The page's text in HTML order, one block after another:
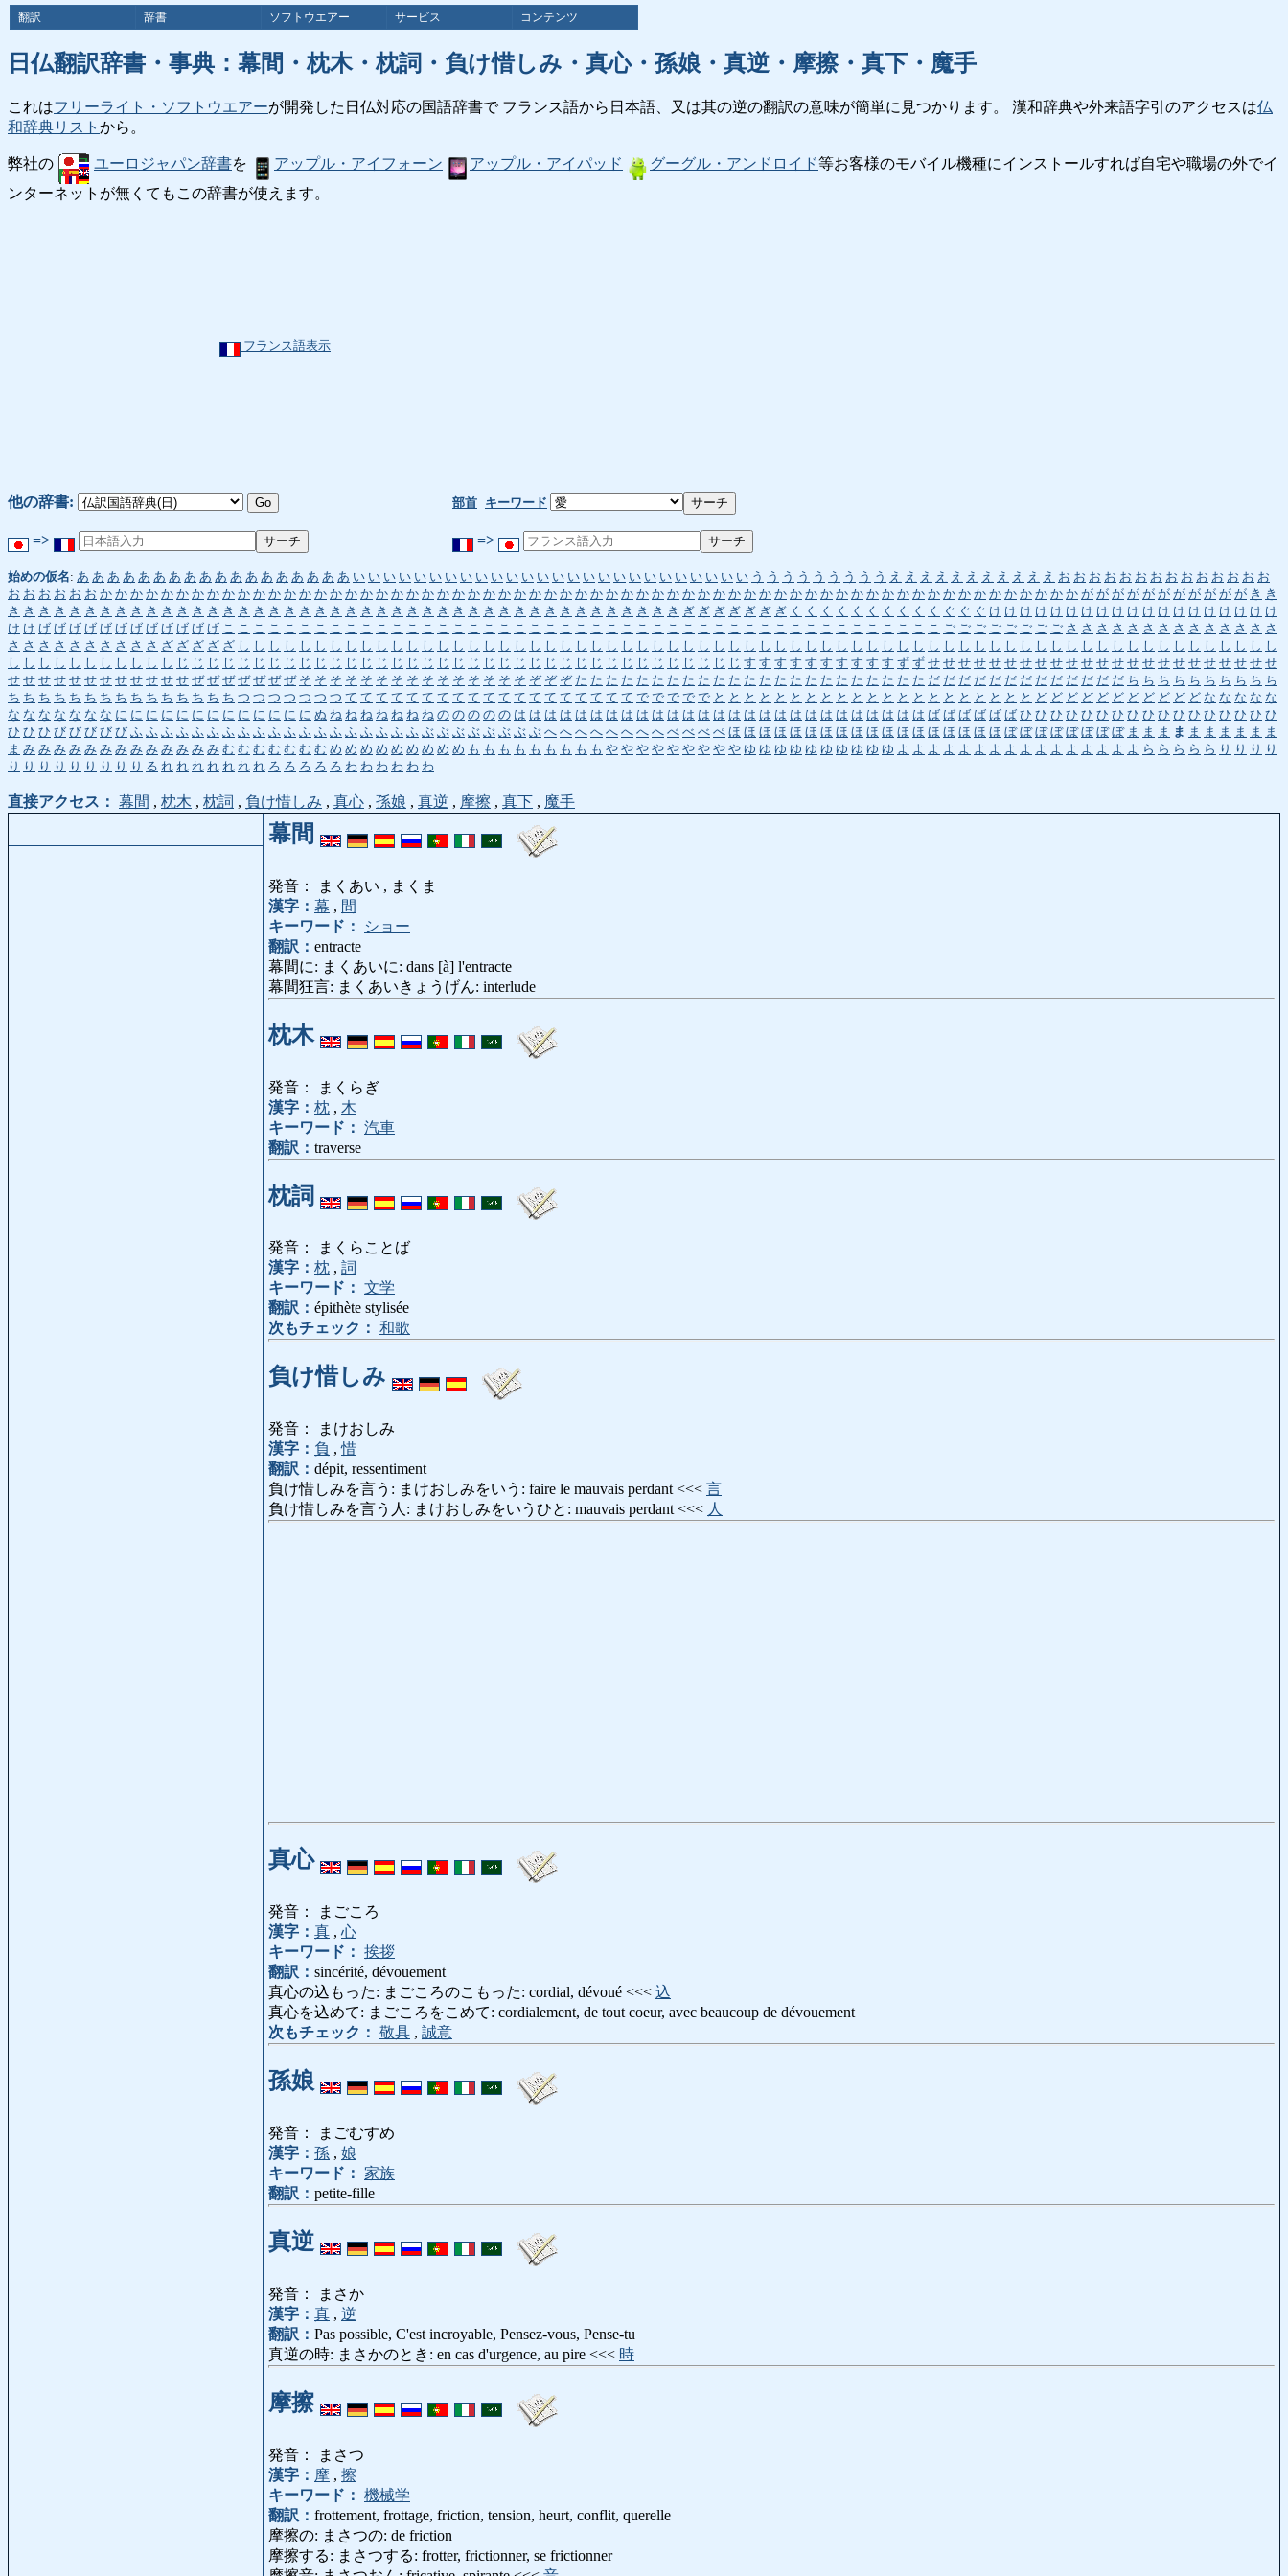
翻訳 辞書 ソフトウエアー サービス コンテンツ
日仏翻訳辞書・事典：幕間・枕木・枕詞・負け惜しみ・真心・孫娘・真逆・摩擦・真下・魔手
これはフリーライト・ソフトウエアーが開発した日仏対応の国語辞書で フランス語から日本語、又は其の逆の翻訳の意味が簡単に見つかります。 漢和辞典や外来語字引のアクセスは仏
和辞典リスト から。
弊社の ユーロジャパン辞書を アップル・アイフォーン アップル・アイパッド グーグル・アンドロイド等お客様のモバイル機種にインストールすれば自宅や職場の外でイ
ンターネットが無くてもこの辞書が使えます。
フランス語表示
他の辞書: 部首 キーワード
=> =>
始めの仮名: あ あ あ あ あ あ あ あ あ あ あ あ あ あ あ あ あ あ い い い い い い い い い い い い い い い い い い い い い い い い い い う う う う う う う う う え え え え え え え え え え え お お お お お お お お お お お お お お
お お お お お お か か か か か か か か か か か か か か か か か か か か か か か か か か か か か か か か か か か か か か か か か か か か か か か か か か か か か か か か か か か か か か か か が が が が が が が が が が が き き
き き き き き き き き き き き き き き き き き き き き き き き き き き き き き き き き き き き き き き き き き き き き ぎ ぎ ぎ ぎ ぎ ぎ ぎ く く く く く く く く く く ぐ ぐ ぐ け け け け け け け け け け け け け け け け け け け
け け げ げ げ げ げ げ げ げ げ げ げ げ こ こ こ こ こ こ こ こ こ こ こ こ こ こ こ こ こ こ こ こ こ こ こ こ こ こ こ こ こ こ こ こ こ こ こ こ こ こ こ こ こ こ こ こ こ こ こ ご ご ご ご ご ご ご ご さ さ さ さ さ さ さ さ さ さ さ さ さ さ
さ さ さ さ さ さ さ さ さ さ ざ ざ ざ ざ ざ し し し し し し し し し し し し し し し し し し し し し し し し し し し し し し し し し し し し し し し し し し し し し し し し し し し し し し し し し し し し し し し し し し し し
し し し し し し し し し し し じ じ じ じ じ じ じ じ じ じ じ じ じ じ じ じ じ じ じ じ じ じ じ じ じ じ じ じ じ じ じ じ じ じ じ じ じ す す す す す す す す す す ず ず せ せ せ せ せ せ せ せ せ せ せ せ せ せ せ せ せ せ せ せ せ せ せ
せ せ せ せ せ せ せ せ せ せ せ せ ぜ ぜ ぜ ぜ ぜ ぜ ぜ そ そ そ そ そ そ そ そ そ そ そ そ そ そ そ ぞ ぞ ぞ た た た た た た た た た た た た た た た た た た た た た た た だ だ だ だ だ だ だ だ だ だ だ だ だ ち ち ち ち ち ち ち ち ち ち
ち ち ち ち ち ち ち ち ち ち ち ち ち ち ち つ つ つ つ つ つ つ て て て て て て て て て て て て て て て て て て て で で で で で と と と と と と と と と と と と と と と と と と と と と ど ど ど ど ど ど ど ど ど ど ど な な な な な
な な な な な な な に に に に に に に に に に に に に ぬ ね ね ね ね ね ね ね の の の の の は は は は は は は は は は は は は は は は は は は は は は は は は は は ば ば ば ば ば ば ひ ひ ひ ひ ひ ひ ひ ひ ひ ひ ひ ひ ひ ひ ひ ひ ひ
ひ ひ ひ び び び び び ふ ふ ふ ふ ふ ふ ふ ふ ふ ふ ふ ふ ふ ふ ふ ふ ふ ふ ふ ぶ ぶ ぶ ぶ ぶ ぶ ぶ ぶ へ へ へ へ へ へ へ へ べ べ べ ぺ ほ ほ ほ ほ ほ ほ ほ ほ ほ ほ ほ ほ ほ ほ ほ ほ ほ ほ ぼ ぼ ぼ ぼ ぼ ぼ ぼ ぼ ま ま ま ま ま ま ま ま ま ま
ま み み み み み み み み み み み み み む む む む む む む め め め め め め め め め も も も も も も も も も や や や や や や や や や ゆ ゆ ゆ ゆ ゆ ゆ ゆ ゆ ゆ ゆ よ よ よ よ よ よ よ よ よ よ よ よ よ よ よ よ ら ら ら ら ら り り り り
り り り り り り り り り る れ れ れ れ れ れ れ ろ ろ ろ ろ ろ わ わ わ わ わ わ
直接アクセス： 幕間 , 枕木 , 枕詞 , 負け惜しみ , 真心 , 孫娘 , 真逆 , 摩擦 , 真下 , 魔手
幕間
発音： まくあい , まくま
漢字： 幕 , 間
キーワード：
ショー
翻訳： entracte
幕間に: まくあいに: dans [à] l'entracte
幕間狂言: まくあいきょうげん: interlude
枕木
発音： まくらぎ
漢字： 枕 , 木
キーワード： 汽車
翻訳： traverse
枕詞
発音： まくらことば
漢字： 枕 , 詞
キーワード： 文学
翻訳： épithète stylisée
次もチェック： 和歌
負け惜しみ
発音： まけおしみ
漢字： 負 ,惜
翻訳： dépit, ressentiment
負け惜しみを言う: まけおしみをいう: faire le mauvais perdant <<< 言
負け惜しみを言う人: まけおしみをいうひと: mauvais perdant <<< 人
真心
発音： まごころ
漢字： 真 , 心
キーワード： 挨拶
翻訳： sincérité, dévouement
真心の込もった: まごころのこもった: cordial, dévoué <<< 込
真心を込めて: まごころをこめて: cordialement, de tout coeur, avec beaucoup de dévouement
次もチェック： 敬具 , 誠意
孫娘
発音： まごむすめ
漢字： 孫 , 娘
キーワード： 家族
翻訳： petite-fille
真逆
発音： まさか
漢字： 真 , 逆
翻訳： Pas possible, C'est incroyable, Pensez-vous, Pense-tu
真逆の時: まさかのとき: en cas d'urgence, au pire <<< 時
摩擦
発音： まさつ
漢字： 摩 , 擦
キーワード： 機械学
翻訳： frottement, frottage, friction, tension, heurt, conflit, querelle
摩擦の: まさつの: de friction
摩擦する: まさつする: frotter, frictionner, se frictionner